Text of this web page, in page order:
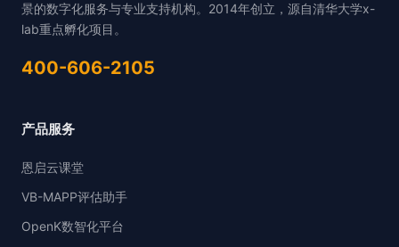
景的数字化服务与专业支持机构。2014年创立，源自清华大学x-
lab重点孵化项目。
400-606-2105
产品服务
恩启云课堂
VB-MAPP评估助手
OpenK数智化平台